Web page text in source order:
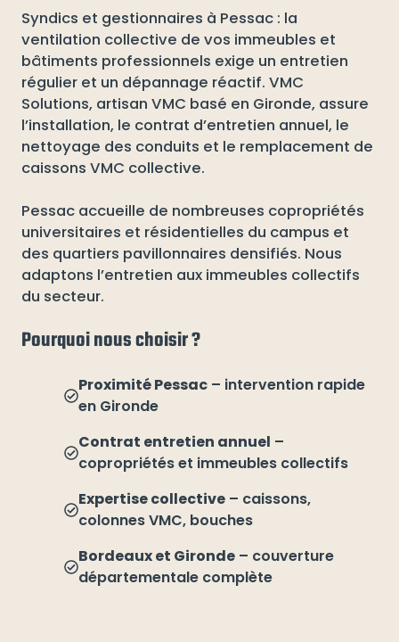
Syndics et gestionnaires à Pessac : la
ventilation collective de vos immeubles et
bâtiments professionnels exige un entretien
régulier et un dépannage réactif. VMC
Solutions, artisan VMC basé en Gironde, assure
l’installation, le contrat d’entretien annuel, le
nettoyage des conduits et le remplacement de
caissons VMC collective.
Pessac accueille de nombreuses copropriétés
universitaires et résidentielles du campus et
des quartiers pavillonnaires densifiés. Nous
adaptons l’entretien aux immeubles collectifs
du secteur.
Pourquoi nous choisir ?
Proximité Pessac – intervention rapide
en Gironde
Contrat entretien annuel –
copropriétés et immeubles collectifs
Expertise collective – caissons,
colonnes VMC, bouches
Bordeaux et Gironde – couverture
départementale complète